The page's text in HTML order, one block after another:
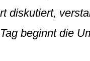
diskutiert,
beginnt die